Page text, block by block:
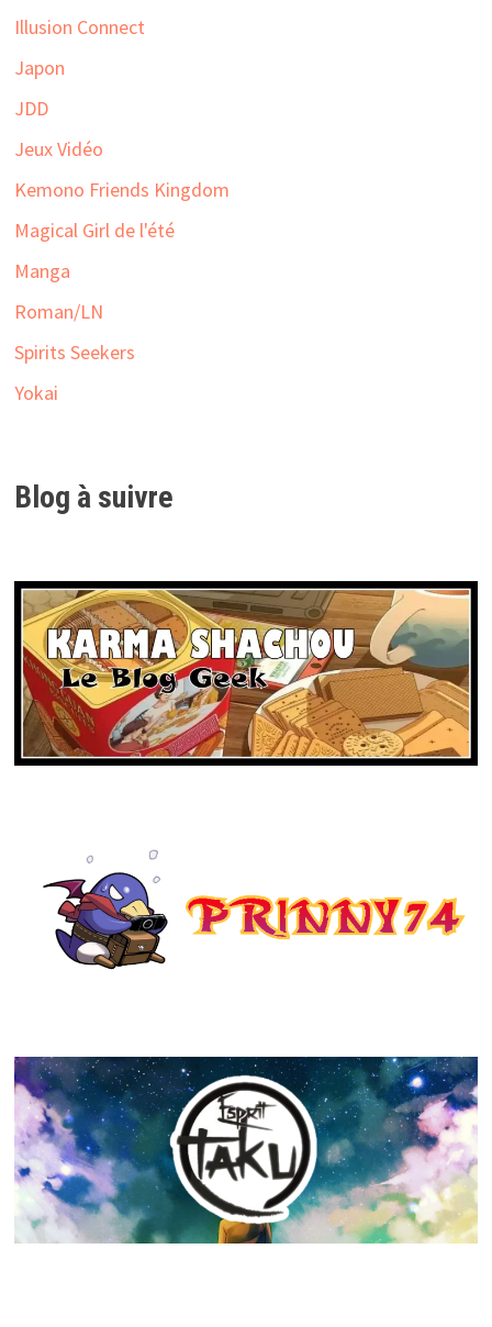
Illusion Connect
Japon
JDD
Jeux Vidéo
Kemono Friends Kingdom
Magical Girl de l'été
Manga
Roman/LN
Spirits Seekers
Yokai
Blog à suivre